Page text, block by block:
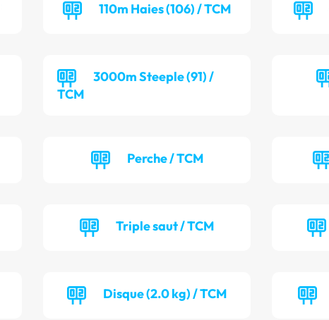
110m Haies (106) / TCM
3000m Steeple (91) /
TCM
Perche / TCM
Triple saut / TCM
Disque (2.0 kg) / TCM